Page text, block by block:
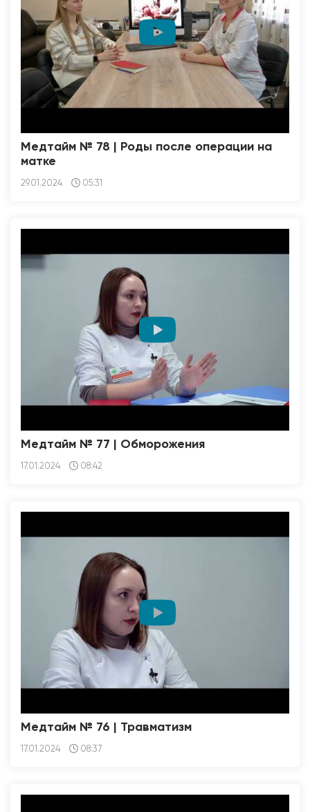
Медтайм № 78 | Роды после операции на
матке
29.01.2024 05:31
Медтайм № 77 | Обморожения
17.01.2024 08:42
Медтайм № 76 | Травматизм
17.01.2024 08:37